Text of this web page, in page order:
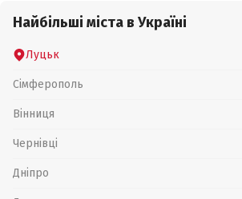
Найбільші міста в Україні
Луцьк
Сімферополь
Вінниця
Чернівці
Дніпро